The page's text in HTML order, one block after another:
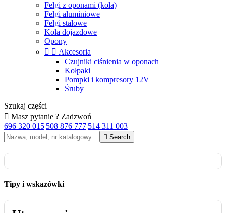
Felgi z oponami (koła)
Felgi aluminiowe
Felgi stalowe
Koła dojazdowe
Opony
  Akcesoria
Czujniki ciśnienia w oponach
Kołpaki
Pompki i kompresory 12V
Śruby
Szukaj części
 Masz pytanie ? Zadzwoń
696 320 015|508 876 777|514 311 003
 Search
Tipy i wskazówki